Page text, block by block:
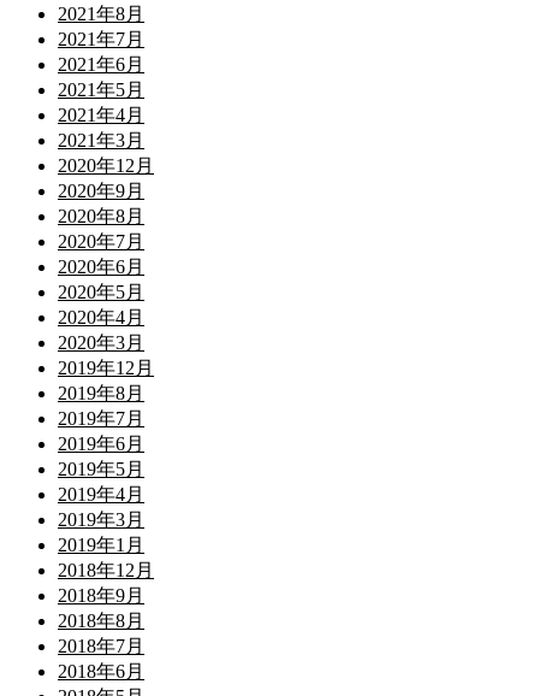
2021年8月
2021年7月
2021年6月
2021年5月
2021年4月
2021年3月
2020年12月
2020年9月
2020年8月
2020年7月
2020年6月
2020年5月
2020年4月
2020年3月
2019年12月
2019年8月
2019年7月
2019年6月
2019年5月
2019年4月
2019年3月
2019年1月
2018年12月
2018年9月
2018年8月
2018年7月
2018年6月